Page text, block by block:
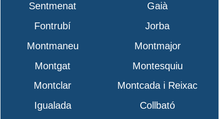
Sentmenat
Gaià
Fontrubí
Jorba
Montmaneu
Montmajor
Montgat
Montesquiu
Montclar
Montcada i Reixac
Igualada
Collbató